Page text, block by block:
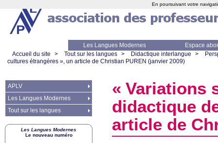
Les Langues Modernes
Espace
Accueil du site
> Tout sur les langues > Didactique interlangue >
cultures étrangères », un article de Christian PUREN (janvier 2009)
« Variations
didactique
article de
APLV
Les Langues Modernes
Tout sur les langues
Les Langues Modernes
Le nouveau numéro
En poursuivant votre